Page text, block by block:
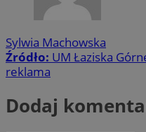
Sylwia Machowska
Źródło: UM Łaziska
reklama
Dodaj